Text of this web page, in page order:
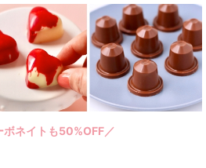
ボネイトも50%OFF／